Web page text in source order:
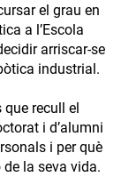
el grau en
a l’Escola
arriscar-se
industrial.
recull el
i d’alumni
i per què
la seva vida.